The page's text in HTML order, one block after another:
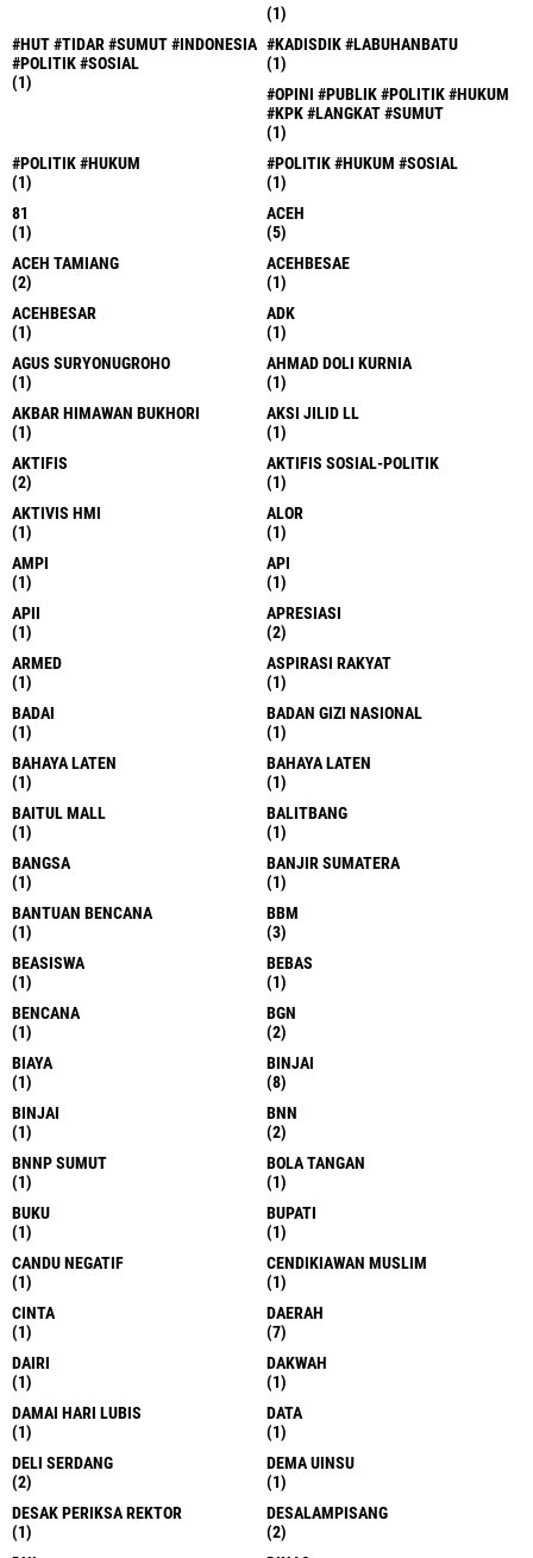
(1)
#HUT #TIDAR #SUMUT #INDONESIA
#POLITIK #SOSIAL
(1)
#KADISDIK #LABUHANBATU
(1)
#OPINI #PUBLIK #POLITIK #HUKUM
#KPK #LANGKAT #SUMUT
(1)
#POLITIK #HUKUM
(1)
#POLITIK #HUKUM #SOSIAL
(1)
81
(1)
ACEH
(5)
ACEH TAMIANG
(2)
ACEHBESAE
(1)
ACEHBESAR
(1)
ADK
(1)
AGUS SURYONUGROHO
(1)
AHMAD DOLI KURNIA
(1)
AKBAR HIMAWAN BUKHORI
(1)
AKSI JILID LL
(1)
AKTIFIS
(2)
AKTIFIS SOSIAL-POLITIK
(1)
AKTIVIS HMI
(1)
ALOR
(1)
AMPI
(1)
API
(1)
APII
(1)
APRESIASI
(2)
ARMED
(1)
ASPIRASI RAKYAT
(1)
BADAI
(1)
BADAN GIZI NASIONAL
(1)
BAHAYA LATEN
(1)
BAHAYA LATEN
(1)
BAITUL MALL
(1)
BALITBANG
(1)
BANGSA
(1)
BANJIR SUMATERA
(1)
BANTUAN BENCANA
(1)
BBM
(3)
BEASISWA
(1)
BEBAS
(1)
BENCANA
(1)
BGN
(2)
BIAYA
(1)
BINJAI
(8)
BINJAI
(1)
BNN
(2)
BNNP SUMUT
(1)
BOLA TANGAN
(1)
BUKU
(1)
BUPATI
(1)
CANDU NEGATIF
(1)
CENDIKIAWAN MUSLIM
(1)
CINTA
(1)
DAERAH
(7)
DAIRI
(1)
DAKWAH
(1)
DAMAI HARI LUBIS
(1)
DATA
(1)
DELI SERDANG
(2)
DEMA UINSU
(1)
DESAK PERIKSA REKTOR
(1)
DESALAMPISANG
(2)